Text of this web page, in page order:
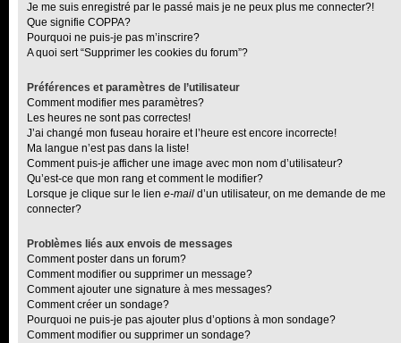
Je me suis enregistré par le passé mais je ne peux plus me connecter?!
Que signifie COPPA?
Pourquoi ne puis-je pas m’inscrire?
A quoi sert “Supprimer les cookies du forum”?
Préférences et paramètres de l’utilisateur
Comment modifier mes paramètres?
Les heures ne sont pas correctes!
J’ai changé mon fuseau horaire et l’heure est encore incorrecte!
Ma langue n’est pas dans la liste!
Comment puis-je afficher une image avec mon nom d’utilisateur?
Qu’est-ce que mon rang et comment le modifier?
Lorsque je clique sur le lien e-mail d’un utilisateur, on me demande de me
connecter?
Problèmes liés aux envois de messages
Comment poster dans un forum?
Comment modifier ou supprimer un message?
Comment ajouter une signature à mes messages?
Comment créer un sondage?
Pourquoi ne puis-je pas ajouter plus d’options à mon sondage?
Comment modifier ou supprimer un sondage?